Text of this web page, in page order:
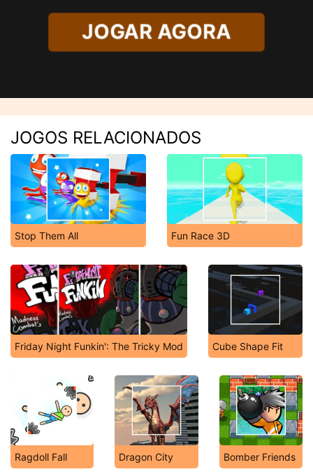
JOGAR AGORA
JOGOS RELACIONADOS
Stop Them All Fun Race 3D
Friday Night Funkin': The Tricky Mod Cube Shape Fit
Ragdoll Fall Dragon City Bomber Friends